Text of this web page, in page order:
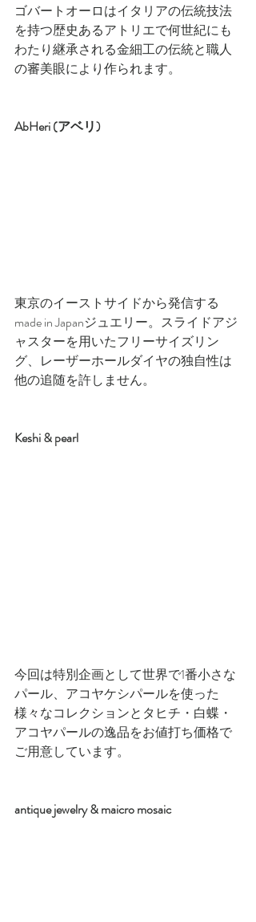
ゴバートオーロはイタリアの伝統技法
を持つ歴史あるアトリエで何世紀にも
わたり継承される金細工の伝統と職人
の審美眼により作られます。
AbHeri (アベリ)
東京のイーストサイドから発信する
made in Japanジュエリー。スライドアジ
ャスターを用いたフリーサイズリン
グ、レーザーホールダイヤの独自性は
他の追随を許しません。
Keshi & pearl
今回は特別企画として世界で1番小さな
パール、アコヤケシパールを使った
様々なコレクションとタヒチ・白蝶・
アコヤパールの逸品をお値打ち価格で
ご用意しています。
antique jewelry & maicro mosaic